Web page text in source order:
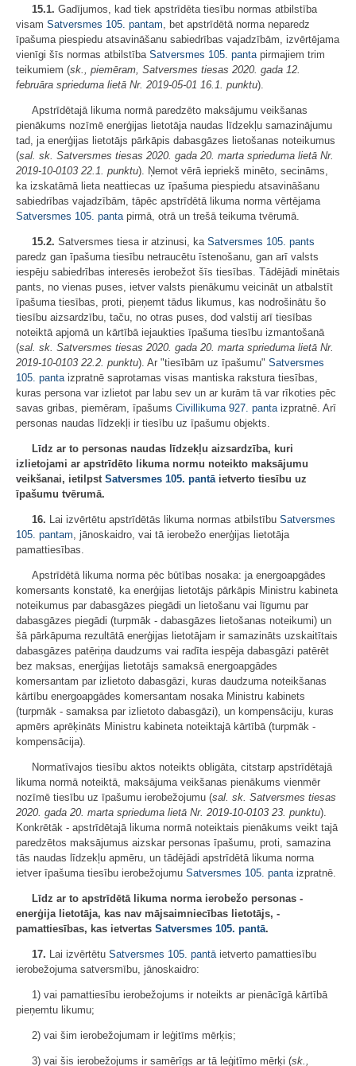
15.1. Gadījumos, kad tiek apstrīdēta tiesību normas atbilstība
visam Satversmes 105. pantam , bet apstrīdētā norma neparedz
īpašuma piespiedu atsavināšanu sabiedrības vajadzībām, izvērtējama
vienīgi šīs normas atbilstība Satversmes 105. panta pirmajiem trim
teikumiem (sk., piemēram, Satversmes tiesas 2020. gada 12.
februāra sprieduma lietā Nr. 2019-05-01 16.1. punktu).
Apstrīdētajā likuma normā paredzēto maksājumu veikšanas
pienākums nozīmē enerģijas lietotāja naudas līdzekļu samazinājumu
tad, ja enerģijas lietotājs pārkāpis dabasgāzes lietošanas noteikumus
(sal. sk. Satversmes tiesas 2020. gada 20. marta sprieduma lietā Nr.
2019-10-0103 22.1. punktu). Ņemot vērā iepriekš minēto, secināms,
ka izskatāmā lieta neattiecas uz īpašuma piespiedu atsavināšanu
sabiedrības vajadzībām, tāpēc apstrīdētā likuma norma vērtējama
Satversmes 105. panta pirmā, otrā un trešā teikuma tvērumā.
15.2. Satversmes tiesa ir atzinusi, ka Satversmes 105. pants
paredz gan īpašuma tiesību netraucētu īstenošanu, gan arī valsts
iespēju sabiedrības interesēs ierobežot šīs tiesības. Tādējādi minētais
pants, no vienas puses, ietver valsts pienākumu veicināt un atbalstīt
īpašuma tiesības, proti, pieņemt tādus likumus, kas nodrošinātu šo
tiesību aizsardzību, taču, no otras puses, dod valstij arī tiesības
noteiktā apjomā un kārtībā iejaukties īpašuma tiesību izmantošanā
(sal. sk. Satversmes tiesas 2020. gada 20. marta sprieduma lietā Nr.
2019-10-0103 22.2. punktu). Ar "tiesībām uz īpašumu" Satversmes
105. panta izpratnē saprotamas visas mantiska rakstura tiesības,
kuras persona var izlietot par labu sev un ar kurām tā var rīkoties pēc
savas gribas, piemēram, īpašums Civillikuma 927. panta izpratnē. Arī
personas naudas līdzekļi ir tiesību uz īpašumu objekts.
Līdz ar to personas naudas līdzekļu aizsardzība, kuri
izlietojami ar apstrīdēto likuma normu noteikto maksājumu
veikšanai, ietilpst Satversmes 105. pantā ietverto tiesību uz
īpašumu tvērumā.
16. Lai izvērtētu apstrīdētās likuma normas atbilstību Satversmes
105. pantam , jānoskaidro, vai tā ierobežo enerģijas lietotāja
pamattiesības.
Apstrīdētā likuma norma pēc būtības nosaka: ja energoapgādes
komersants konstatē, ka enerģijas lietotājs pārkāpis Ministru kabineta
noteikumus par dabasgāzes piegādi un lietošanu vai līgumu par
dabasgāzes piegādi (turpmāk - dabasgāzes lietošanas noteikumi) un
šā pārkāpuma rezultātā enerģijas lietotājam ir samazināts uzskaitītais
dabasgāzes patēriņa daudzums vai radīta iespēja dabasgāzi patērēt
bez maksas, enerģijas lietotājs samaksā energoapgādes
komersantam par izlietoto dabasgāzi, kuras daudzuma noteikšanas
kārtību energoapgādes komersantam nosaka Ministru kabinets
(turpmāk - samaksa par izlietoto dabasgāzi), un kompensāciju, kuras
apmērs aprēķināts Ministru kabineta noteiktajā kārtībā (turpmāk -
kompensācija).
Normatīvajos tiesību aktos noteikts obligāta, citstarp apstrīdētajā
likuma normā noteiktā, maksājuma veikšanas pienākums vienmēr
nozīmē tiesību uz īpašumu ierobežojumu (sal. sk. Satversmes tiesas
2020. gada 20. marta sprieduma lietā Nr. 2019-10-0103 23. punktu).
Konkrētāk - apstrīdētajā likuma normā noteiktais pienākums veikt tajā
paredzētos maksājumus aizskar personas īpašumu, proti, samazina
tās naudas līdzekļu apmēru, un tādējādi apstrīdētā likuma norma
ietver īpašuma tiesību ierobežojumu Satversmes 105. panta izpratnē.
Līdz ar to apstrīdētā likuma norma ierobežo personas -
enerģija lietotāja, kas nav mājsaimniecības lietotājs, -
pamattiesības, kas ietvertas Satversmes 105. pantā.
17. Lai izvērtētu Satversmes 105. pantā ietverto pamattiesību
ierobežojuma satversmību, jānoskaidro:
1) vai pamattiesību ierobežojums ir noteikts ar pienācīgā kārtībā
pieņemtu likumu;
2) vai šim ierobežojumam ir leģitīms mērķis;
3) vai šis ierobežojums ir samērīgs ar tā leģitīmo mērķi (sk.,